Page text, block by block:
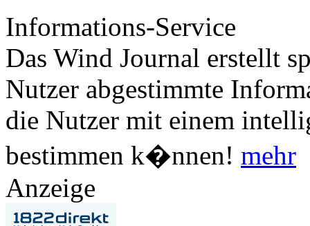
Informations-Service
Das Wind Journal erstellt
Nutzer abgestimmte
die Nutzer mit einem
bestimmen k�nnen! mehr
Anzeige